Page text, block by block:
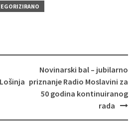
Novinarski bal – jubilarno
priznanje Radio Moslavini za
50 godina kontinuiranog
rada